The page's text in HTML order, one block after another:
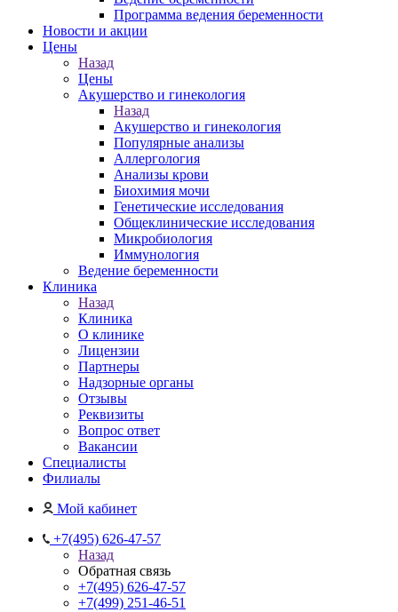
Программа ведения беременности
Новости и акции
Цены
Назад
Цены
Акушерство и гинекология
Назад
Акушерство и гинекология
Популярные анализы
Аллергология
Анализы крови
Биохимия мочи
Генетические исследования
Общеклинические исследования
Микробиология
Иммунология
Ведение беременности
Клиника
Назад
Клиника
О клинике
Лицензии
Партнеры
Надзорные органы
Отзывы
Реквизиты
Вопрос ответ
Вакансии
Специалисты
Филиалы
Мой кабинет
+7(495) 626-47-57
Назад
Обратная связь
+7(495) 626-47-57
+7(499) 251-46-51